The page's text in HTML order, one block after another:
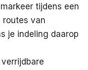
tijdens een
routes van
je indeling daarop